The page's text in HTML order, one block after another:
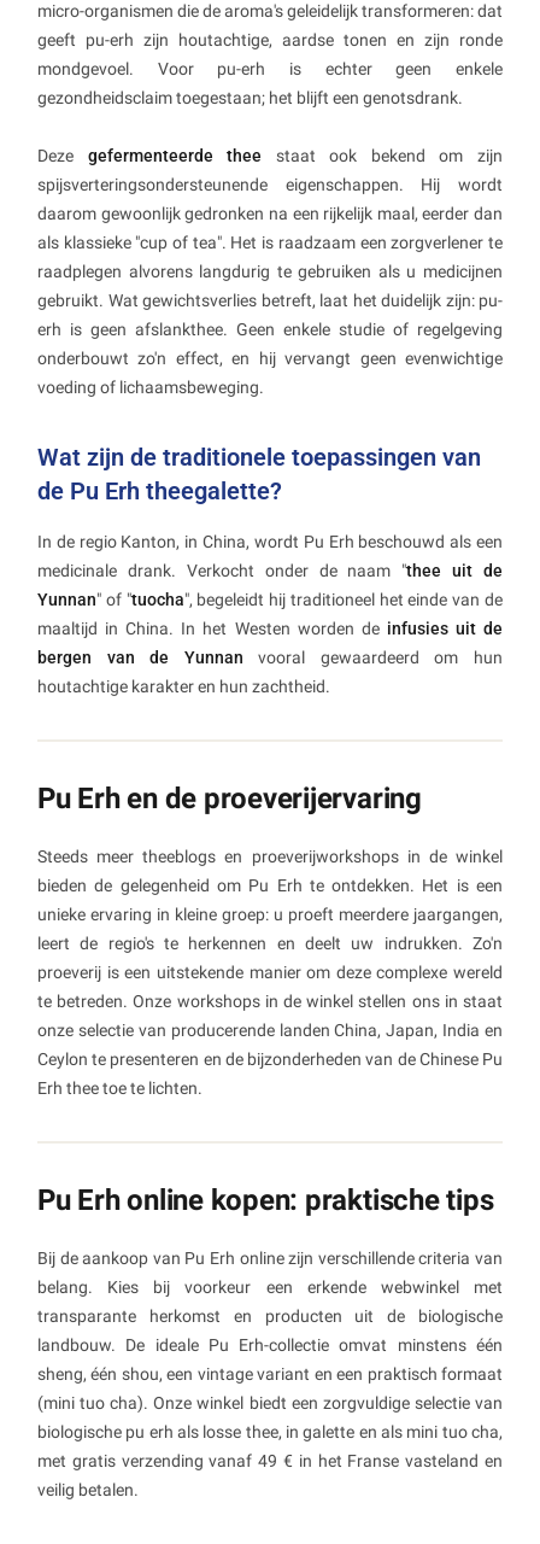
micro-organismen die de aroma's geleidelijk transformeren: dat
geeft pu-erh zijn houtachtige, aardse tonen en zijn ronde
mondgevoel. Voor pu-erh is echter geen enkele
gezondheidsclaim toegestaan; het blijft een genotsdrank.
Deze gefermenteerde thee staat ook bekend om zijn
spijsverteringsondersteunende eigenschappen. Hij wordt
daarom gewoonlijk gedronken na een rijkelijk maal, eerder dan
als klassieke "cup of tea". Het is raadzaam een zorgverlener te
raadplegen alvorens langdurig te gebruiken als u medicijnen
gebruikt. Wat gewichtsverlies betreft, laat het duidelijk zijn: pu-
erh is geen afslankthee. Geen enkele studie of regelgeving
onderbouwt zo'n effect, en hij vervangt geen evenwichtige
voeding of lichaamsbeweging.
Wat zijn de traditionele toepassingen van
de Pu Erh theegalette?
In de regio Kanton, in China, wordt Pu Erh beschouwd als een
medicinale drank. Verkocht onder de naam "thee uit de
Yunnan" of "tuocha", begeleidt hij traditioneel het einde van de
maaltijd in China. In het Westen worden de infusies uit de
bergen van de Yunnan vooral gewaardeerd om hun
houtachtige karakter en hun zachtheid.
Pu Erh en de proeverijervaring
Steeds meer theeblogs en proeverijworkshops in de winkel
bieden de gelegenheid om Pu Erh te ontdekken. Het is een
unieke ervaring in kleine groep: u proeft meerdere jaargangen,
leert de regio's te herkennen en deelt uw indrukken. Zo'n
proeverij is een uitstekende manier om deze complexe wereld
te betreden. Onze workshops in de winkel stellen ons in staat
onze selectie van producerende landen China, Japan, India en
Ceylon te presenteren en de bijzonderheden van de Chinese Pu
Erh thee toe te lichten.
Pu Erh online kopen: praktische tips
Bij de aankoop van Pu Erh online zijn verschillende criteria van
belang. Kies bij voorkeur een erkende webwinkel met
transparante herkomst en producten uit de biologische
landbouw. De ideale Pu Erh-collectie omvat minstens één
sheng, één shou, een vintage variant en een praktisch formaat
(mini tuo cha). Onze winkel biedt een zorgvuldige selectie van
biologische pu erh als losse thee, in galette en als mini tuo cha,
met gratis verzending vanaf 49 € in het Franse vasteland en
veilig betalen.